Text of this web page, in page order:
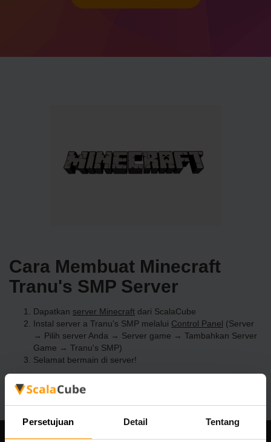
Persetujuan Detail Tentang
Cara Membuat Minecraft
Tranu's SMP Server
Dapatkan server Minecraft dari ScalaCube
Instal server a Tranu's SMP melalui Control Panel (Server
→ Pilih server Anda → Server game → Tambahkan Server
Game → Tranu's SMP)
Selamat bermain di server!